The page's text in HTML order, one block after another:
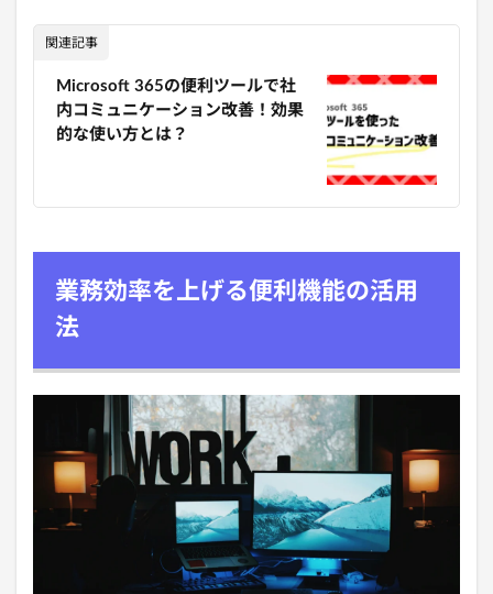
関連記事
Microsoft 365の便利ツールで社
内コミュニケーション改善！効果
的な使い方とは？
業務効率を上げる便利機能の活用
法